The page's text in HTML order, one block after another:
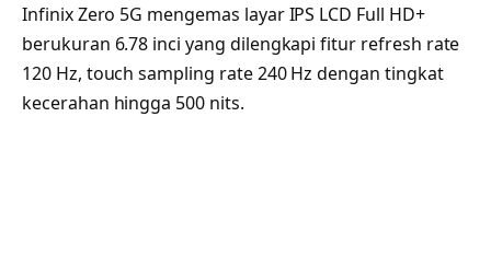
Infinix Zero 5G mengemas layar IPS LCD Full HD+
berukuran 6.78 inci yang dilengkapi fitur refresh rate
120 Hz, touch sampling rate 240 Hz dengan tingkat
kecerahan hingga 500 nits.